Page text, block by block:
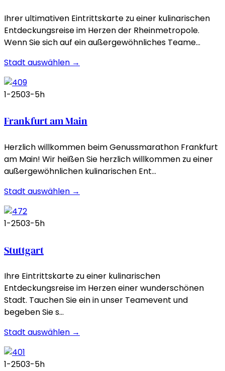
Ihrer ultimativen Eintrittskarte zu einer kulinarischen
Entdeckungsreise im Herzen der Rheinmetropole.
Wenn Sie sich auf ein außergewöhnliches Teame…
Stadt auswählen →
1-2503-5h
Frankfurt am Main
Herzlich willkommen beim Genussmarathon Frankfurt
am Main! Wir heißen Sie herzlich willkommen zu einer
außergewöhnlichen kulinarischen Ent…
Stadt auswählen →
1-2503-5h
Stuttgart
Ihre Eintrittskarte zu einer kulinarischen
Entdeckungsreise im Herzen einer wunderschönen
Stadt. Tauchen Sie ein in unser Teamevent und
begeben Sie s…
Stadt auswählen →
1-2503-5h